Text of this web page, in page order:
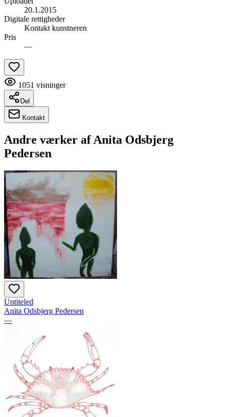
20.1.2015
Digitale rettigheder
Kontakt kunstneren
Pris
—
1051 visninger
Del
Kontakt
Andre værker afAnita Odsbjerg
Pedersen
Untiteled
Anita Odsbjerg Pedersen
—